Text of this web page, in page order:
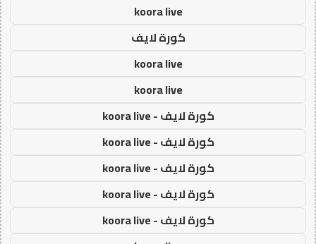
koora live
كورة لايف
koora live
koora live
كورة لايف - koora live
كورة لايف - koora live
كورة لايف - koora live
كورة لايف - koora live
كورة لايف - koora live